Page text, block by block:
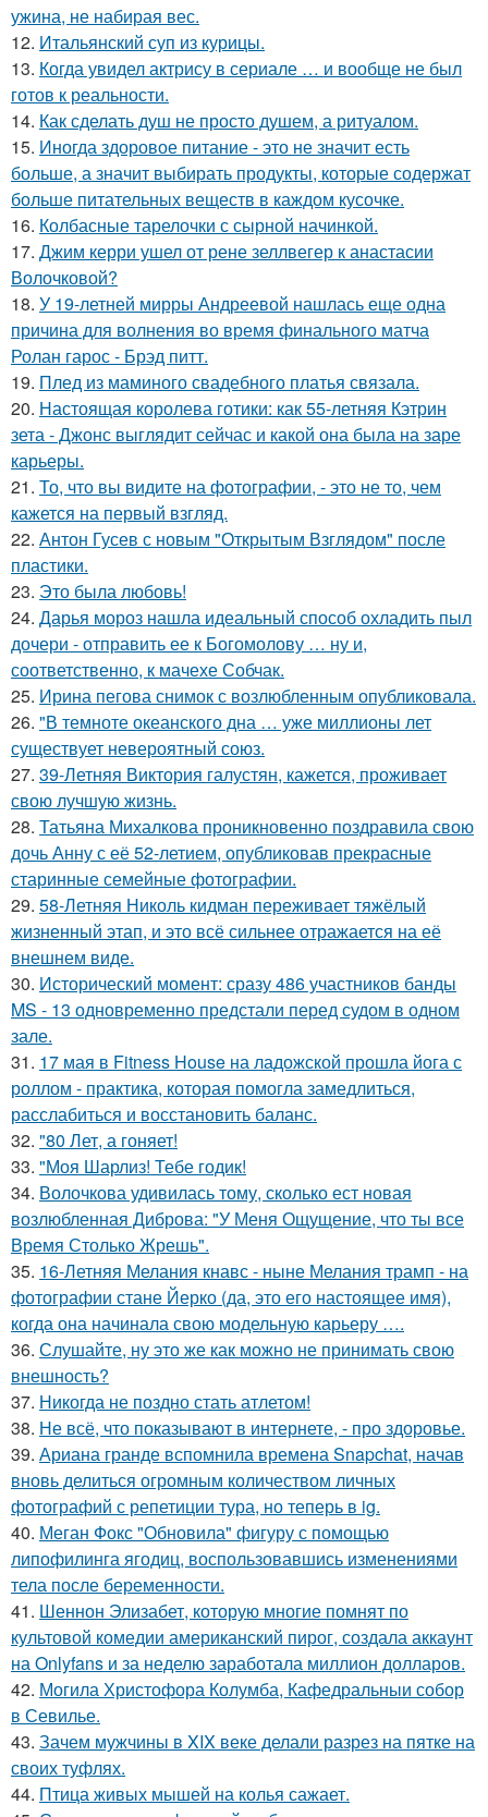
ужина, не набирая вес.
12. Итальянский суп из курицы.
13. Когда увидел актрису в сериале … и вообще не был
готов к реальности.
14. Как сделать душ не просто душем, а ритуалом.
15. Иногда здоровое питание - это не значит есть
больше, а значит выбирать продукты, которые содержат
больше питательных веществ в каждом кусочке.
16. Колбасные тарелочки с сырной начинкой.
17. Джим керри ушел от рене зеллвегер к анастасии
Волочковой?
18. У 19-летней мирры Андреевой нашлась еще одна
причина для волнения во время финального матча
Ролан гарос - Брэд питт.
19. Плед из маминого свадебного платья связала.
20. Настоящая королева готики: как 55-летняя Кэтрин
зета - Джонс выглядит сейчас и какой она была на заре
карьеры.
21. То, что вы видите на фотографии, - это не то, чем
кажется на первый взгляд.
22. Антон Гусев с новым "Открытым Взглядом" после
пластики.
23. Это была любовь!
24. Дарья мороз нашла идеальный способ охладить пыл
дочери - отправить ее к Богомолову … ну и,
соответственно, к мачехе Собчак.
25. Ирина пегова снимок с возлюбленным опубликовала.
26. "В темноте океанского дна … уже миллионы лет
существует невероятный союз.
27. 39-Летняя Виктория галустян, кажется, проживает
свою лучшую жизнь.
28. Татьяна Михалкова проникновенно поздравила свою
дочь Анну с её 52-летием, опубликовав прекрасные
старинные семейные фотографии.
29. 58-Летняя Николь кидман переживает тяжёлый
жизненный этап, и это всё сильнее отражается на её
внешнем виде.
30. Исторический момент: сразу 486 участников банды
MS - 13 одновременно предстали перед судом в одном
зале.
31. 17 мая в Fitness House на ладожской прошла йога с
роллом - практика, которая помогла замедлиться,
расслабиться и восстановить баланс.
32. "80 Лет, а гоняет!
33. "Моя Шарлиз! Тебе годик!
34. Волочкова удивилась тому, сколько ест новая
возлюбленная Диброва: "У Меня Ощущение, что ты все
Время Столько Жрешь".
35. 16-Летняя Мелания кнавс - ныне Мелания трамп - на
фотографии стане Йерко (да, это его настоящее имя),
когда она начинала свою модельную карьеру ….
36. Слушайте, ну это же как можно не принимать свою
внешность?
37. Никогда не поздно стать атлетом!
38. Не всё, что показывают в интернете, - про здоровье.
39. Ариана гранде вспомнила времена Snapchat, начав
вновь делиться огромным количеством личных
фотографий с репетиции тура, но теперь в ig.
40. Меган Фокс "Обновила" фигуру с помощью
липофилинга ягодиц, воспользовавшись изменениями
тела после беременности.
41. Шеннон Элизабет, которую многие помнят по
культовой комедии американский пирог, создала аккаунт
на Onlyfans и за неделю заработала миллион долларов.
42. Могила Христофора Колумба, Кафедральныи собор
в Севилье.
43. Зачем мужчины в XIX веке делали разрез на пятке на
своих туфлях.
44. Птица живых мышей на колья сажает.